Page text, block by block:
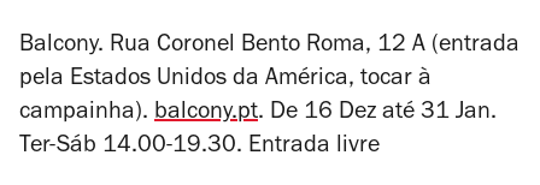
Balcony. Rua Coronel Bento Roma, 12 A (entrada
pela Estados Unidos da América, tocar à
campainha). balcony.pt. De 16 Dez até 31 Jan.
Ter-Sáb 14.00-19.30. Entrada livre